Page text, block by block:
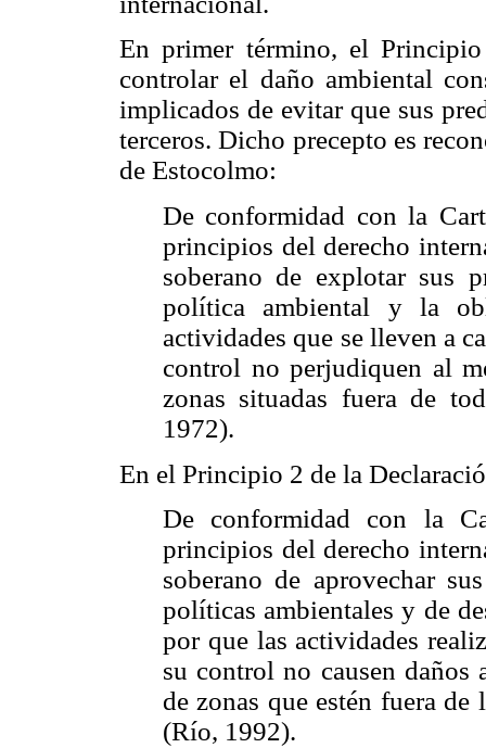
En primer término, el
controlar el daño ambiental
implicados de evitar que sus
terceros. Dicho precepto es
de Estocolmo:
De conformidad con la
principios del derecho
soberano de explotar sus
política ambiental y la
actividades que se lleven a
control no perjudiquen al
zonas situadas fuera de
1972).
En el Principio 2 de la
De conformidad con la
principios del derecho
soberano de aprovechar
políticas ambientales y de
por que las actividades
su control no causen daños
de zonas que estén fuera
(Río, 1992).